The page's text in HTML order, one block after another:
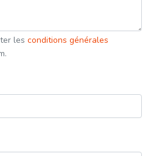
les conditions générales